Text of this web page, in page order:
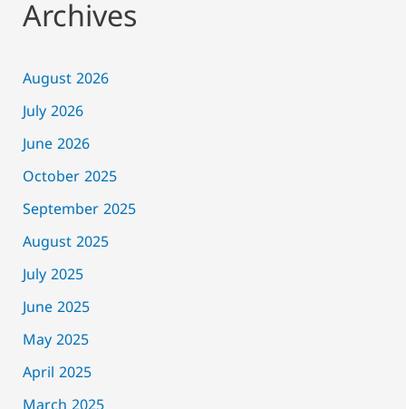
Archives
August 2026
July 2026
June 2026
October 2025
September 2025
August 2025
July 2025
June 2025
May 2025
April 2025